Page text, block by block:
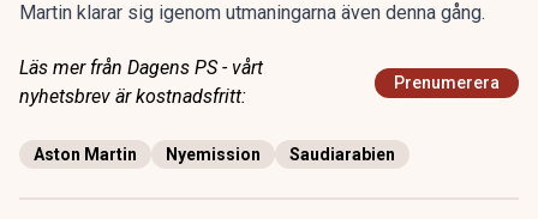
Martin klarar sig igenom utmaningarna även denna gång.
Läs mer från Dagens PS - vårt
nyhetsbrev är kostnadsfritt:
Prenumerera
Aston Martin Nyemission Saudiarabien